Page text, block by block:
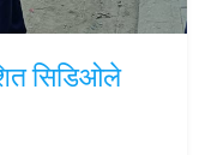
सिडिओले